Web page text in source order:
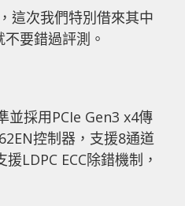
這次我們特別借來其中
要錯過評測。
並採用PCIe Gen3 x4傳
控制器，支援8通道
LDPC ECC除錯機制，